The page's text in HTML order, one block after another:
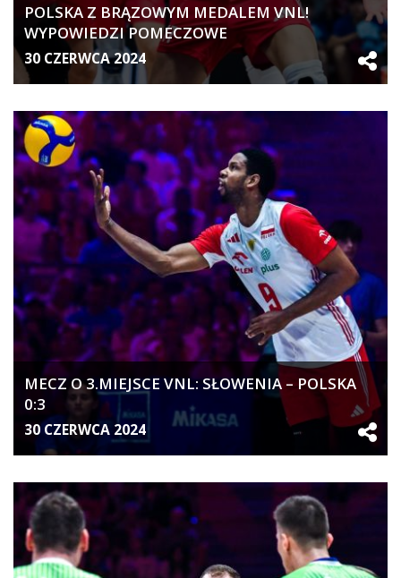
POLSKA Z BRĄZOWYM MEDALEM VNL!
WYPOWIEDZI POMECZOWE
30 CZERWCA 2024
MECZ O 3.MIEJSCE VNL: SŁOWENIA – POLSKA
0:3
30 CZERWCA 2024